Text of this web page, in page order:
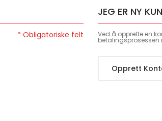
JEG ER NY
Ved å opprette en
betalingsprosessen
Opprett